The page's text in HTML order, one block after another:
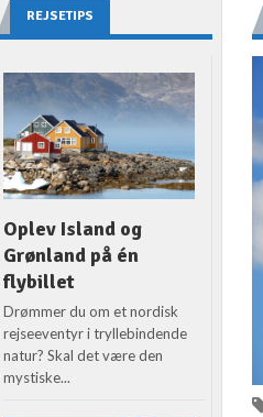
REJSETIPS
Oplev Island og
Grønland på én
flybillet
Drømmer du om et nordisk
rejseeventyr i tryllebindende
natur? Skal det være den
mystiske...